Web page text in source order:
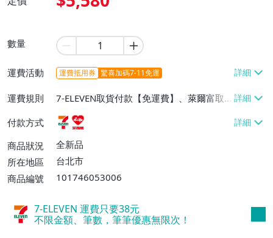
數量
運費活動 運費抵用券 驚喜加碼7-11免運
運費規則
7-ELEVEN取貨付款【免運費】、萊爾富取
貨付款【免運費】
付款方式
商品狀況
全新品
所在地區
台北市
商品編號
101746053006
7-ELEVEN 運費只要38元
不限金額、筆數，筆筆優惠無限次！